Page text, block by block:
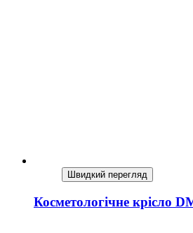
Швидкий перегляд
Косметологічне крісло